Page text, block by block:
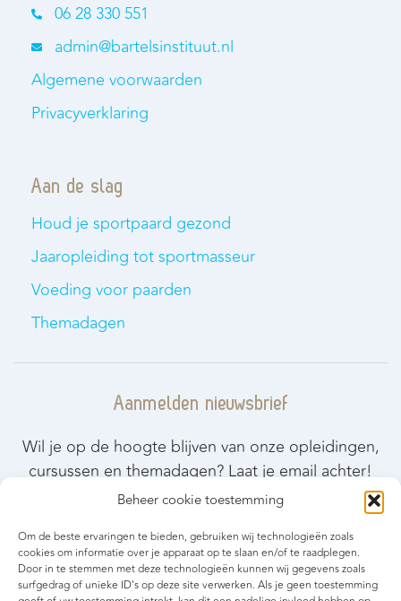
Beheer cookie toestemming
Om de beste ervaringen te bieden, gebruiken wij technologieën zoals
cookies om informatie over je apparaat op te slaan en/of te raadplegen.
Door in te stemmen met deze technologieën kunnen wij gegevens zoals
surfgedrag of unieke ID's op deze site verwerken. Als je geen toestemming
06 28 330 551
admin@bartelsinstituut.nl
Algemene voorwaarden
Privacyverklaring
Aan de slag
Houd je sportpaard gezond
Jaaropleiding tot sportmasseur
Voeding voor paarden
Themadagen
Aanmelden nieuwsbrief
Wil je op de hoogte blijven van onze opleidingen,
cursussen en themadagen? Laat je email achter!